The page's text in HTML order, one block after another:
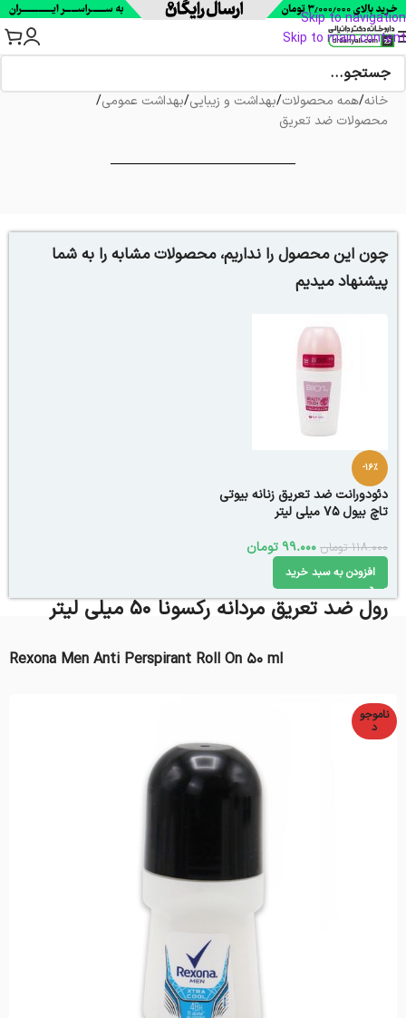
Skip to navigation
Skip to main content
خانه/همه محصولات/بهداشت و زیبایی/بهداشت عمومی/
محصولات ضد تعریق
چون این محصول را نداریم، محصولات مشابه را به شما
پیشنهاد میدیم
-16%
دئودورانت ضد تعریق زنانه بیوتی
تاچ بیول 75 میلی لیتر
118.000 تومان 99.000 تومان
افزودن به سبد خرید
رول ضد تعریق مردانه رکسونا 50 میلی ‎لیتر
Rexona Men Anti Perspirant Roll On 50 ml
ناموجو
د